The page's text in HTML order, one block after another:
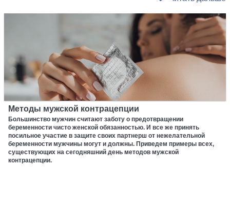
Методы мужской контрацепции
Большинство мужчин считают заботу о предотвращении
беременности чисто женской обязанностью. И все же принять
посильное участие в защите своих партнерш от нежелательной
беременности мужчины могут и должны. Приведем примеры всех,
существующих на сегодняшний день методов мужской
контрацепции.